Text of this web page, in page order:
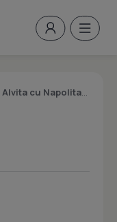
Alvita cu Napolitane